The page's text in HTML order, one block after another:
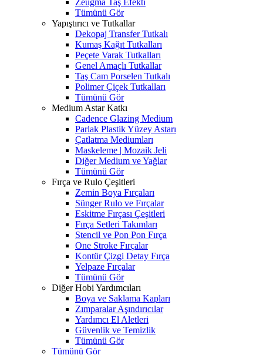
Zeugma Taş Efekti
Tümünü Gör
Yapıştırıcı ve Tutkallar
Dekopaj Transfer Tutkalı
Kumaş Kağıt Tutkalları
Peçete Varak Tutkalları
Genel Amaçlı Tutkallar
Taş Cam Porselen Tutkalı
Polimer Çiçek Tutkalları
Tümünü Gör
Medium Astar Katkı
Cadence Glazing Medium
Parlak Plastik Yüzey Astarı
Çatlatma Mediumları
Maskeleme | Mozaik Jeli
Diğer Medium ve Yağlar
Tümünü Gör
Fırça ve Rulo Çeşitleri
Zemin Boya Fırçaları
Sünger Rulo ve Fırçalar
Eskitme Fırçası Çeşitleri
Fırça Setleri Takımları
Stencil ve Pon Pon Fırça
One Stroke Fırçalar
Kontür Çizgi Detay Fırça
Yelpaze Fırçalar
Tümünü Gör
Diğer Hobi Yardımcıları
Boya ve Saklama Kapları
Zımparalar Aşındırıcılar
Yardımcı El Aletleri
Güvenlik ve Temizlik
Tümünü Gör
Tümünü Gör